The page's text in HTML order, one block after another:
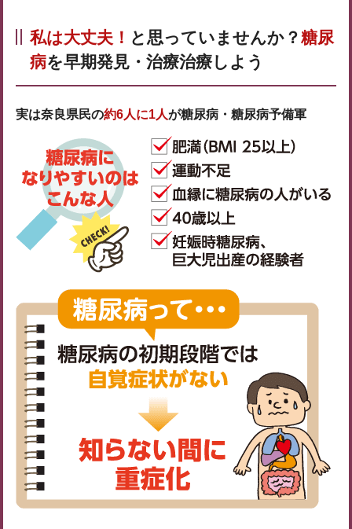
私は大丈夫！ と思っていませんか？糖尿
病を早期発見・治療治療しよう
実は奈良県民の約6人に1人が糖尿病・糖尿病予備軍